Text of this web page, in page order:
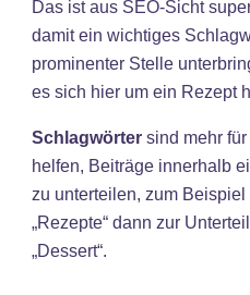
Das ist aus SEO-Sicht
damit ein wichtiges
prominenter Stelle
es sich hier um ein Rezept
Schlagwörter sind mehr
helfen, Beiträge innerhalb
zu unterteilen, zum
„Rezepte“ dann zur
„Dessert“.